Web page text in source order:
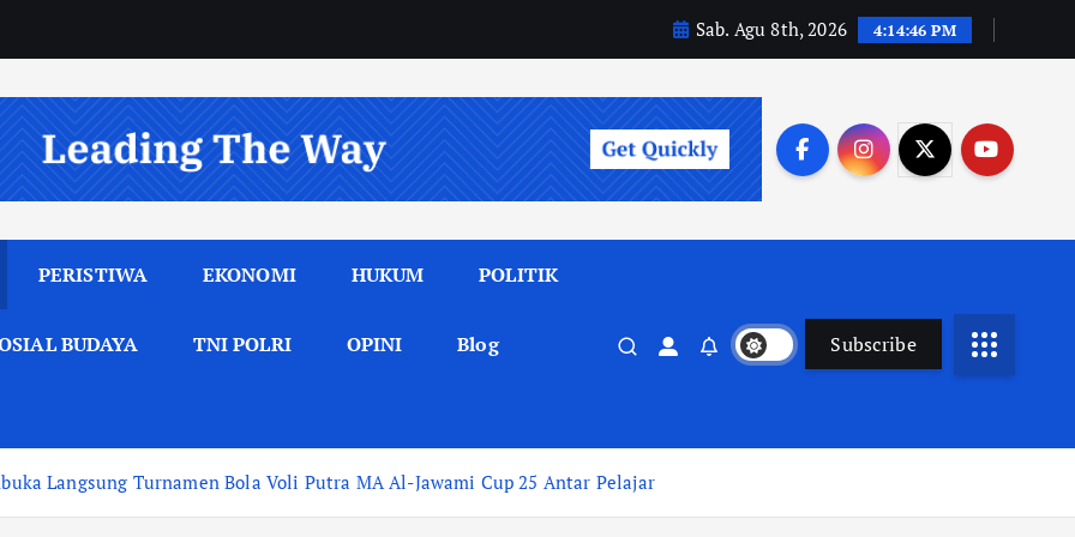
Sab. Agu 8th, 2026 4:14:47 PM
PERISTIWA EKONOMI HUKUM POLITIK
BUDAYA TNI POLRI OPINI Blog Subscribe
Langsung Turnamen Bola Voli Putra MA Al-Jawami Cup 25 Antar Pelajar